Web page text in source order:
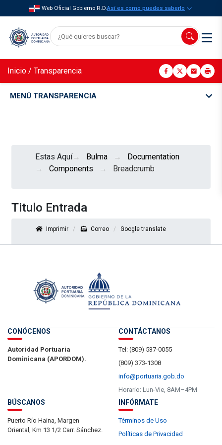
Web Oficial Gobierno R.D.Así es como puedes saberlo
Inicio / Transparencia
MENÚ TRANSPARENCIA
Estas Aquí Bulma
Documentation
Components
Breadcrumb
Titulo Entrada
Imprimir Correo Google translate
CONÓCENOS
Autoridad Portuaria
Dominicana (APORDOM).
CONTÁCTANOS
Tel: (809) 537-0055
(809) 373-1308
info@portuaria.gob.do
Horario: Lun-Vie, 8AM–4PM
BÚSCANOS
Puerto Río Haina, Margen
Oriental, Km 13 1/2 Carr. Sánchez.
INFÓRMATE
Términos de Uso
Políticas de Privacidad